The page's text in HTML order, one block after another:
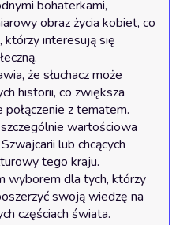
bohaterkami,
obraz życia kobiet, co
którzy interesują się
że słuchacz może
historii, co zwiększa
z tematem.
wartościowa
lub chcących
tego kraju.
wyborem dla tych, którzy
swoją wiedzę na
częściach świata.